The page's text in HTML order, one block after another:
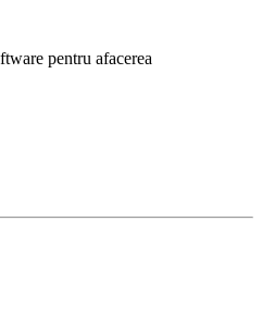
pentru afacerea